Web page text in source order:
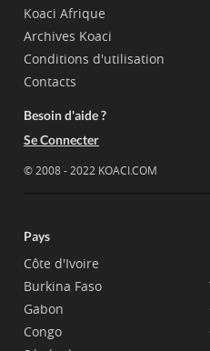
Koaci Afrique
Archives Koaci
Conditions d'utilisation
Contacts
Besoin d'aide ?
Se Connecter
© 2008 - 2022 KOACI.COM
Pays
Côte d'Ivoire
Burkina Faso
Gabon
Congo